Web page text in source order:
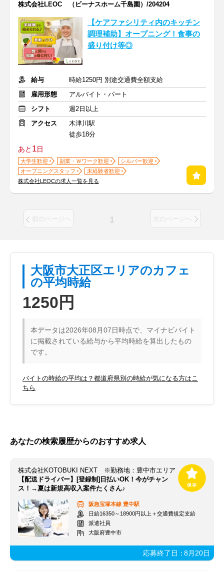
株式会社LEOC （ビーナスホーム千島園）/204204
【ケアファシリティ内のキッチン
調理補助】オープニング！食事の
盛り付け等◎
給与
時給1250円 別途交通費全額支給
雇用形態
アルバイト・パート
シフト
週2日以上
アクセス
木津川駅
徒歩18分
あと 1日
大学生歓迎 副業・Ｗワーク歓迎
シルバー歓迎
オープニングスタッフ
未経験者歓迎
株式会社LEOCの求人一覧を見る
前のページへ 1 次のページへ
大阪市大正区エリアのカフェ
の平均時給
1250円
本データは2026年08月07日時点で、マイナビバイト
に掲載されている給与から平均時給を算出したもの
です。
バイトの時給の平均は？都道府県別の時給が気になる方はこ
ちら
あなたの検索履歴からのおすすめ求人
株式会社KOTOBUKI NEXT ※勤務地：豊中市エリア
【配送ドライバー】[登録制]日払いOK！今がチャン
ス！→夏は新規高収入案件たくさん♪
阪急宝塚本線 豊中駅
日給16350～18900円以上＋交通費規定支給
派遣社員
大阪府豊中市
応募終了日：8月20日